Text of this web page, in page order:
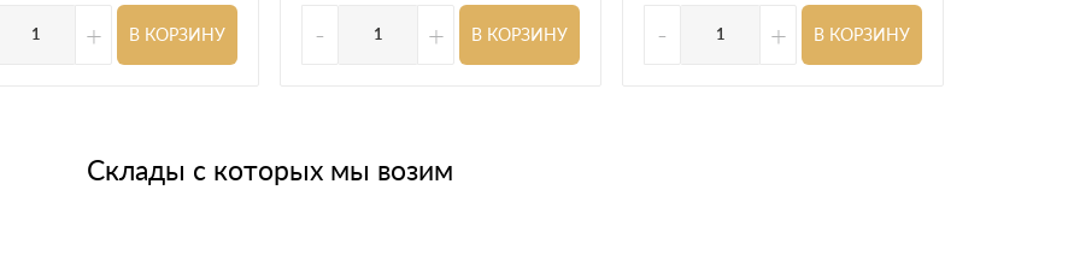
+ В КОРЗИНУ - + В КОРЗИНУ - + В КОРЗИНУ
Склады с которых мы возим